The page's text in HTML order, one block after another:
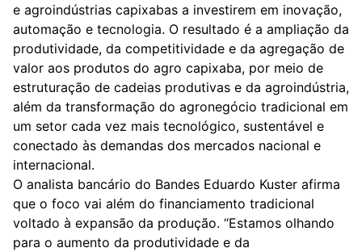
e agroindústrias capixabas a investirem em inovação,
automação e tecnologia. O resultado é a ampliação da
produtividade, da competitividade e da agregação de
valor aos produtos do agro capixaba, por meio de
estruturação de cadeias produtivas e da agroindústria,
além da transformação do agronegócio tradicional em
um setor cada vez mais tecnológico, sustentável e
conectado às demandas dos mercados nacional e
internacional.
O analista bancário do Bandes Eduardo Kuster afirma
que o foco vai além do financiamento tradicional
voltado à expansão da produção. “Estamos olhando
para o aumento da produtividade e da